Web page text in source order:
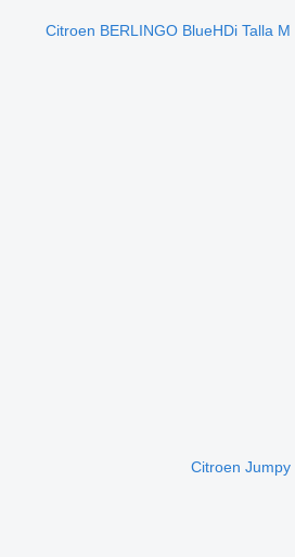
سيارة نقل بضائع صغيرة Citroen BERLINGO BlueHDi Talla M